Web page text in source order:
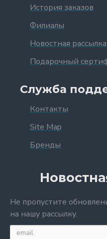
История заказов
Филиалы
Новостная рассылка
Подарочный
Служба
Контакты
Site Map
Бренды
Не пропустите
на нашу рассылку.